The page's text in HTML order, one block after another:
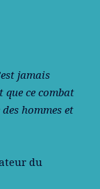
jamais
que ce combat
hommes et
du